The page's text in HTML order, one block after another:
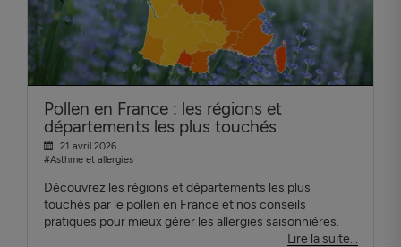
Pollen en France : les régions et
départements les plus touchés
21 avril 2026
#Asthme et allergies
Découvrez les régions et départements les plus
touchés par le pollen en France et nos conseils
pratiques pour mieux gérer les allergies saisonnières.
Lire la suite...